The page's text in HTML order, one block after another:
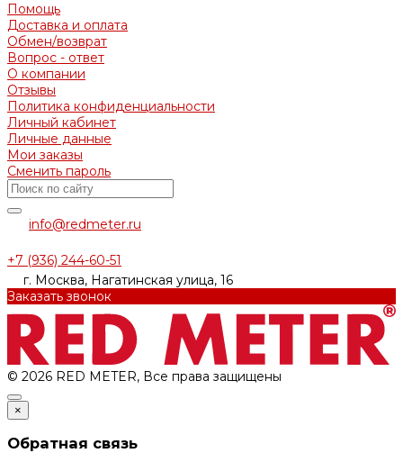
Помощь
Доставка и оплата
Обмен/возврат
Вопрос - ответ
О компании
Отзывы
Политика конфиденциальности
Личный кабинет
Личные данные
Мои заказы
Сменить пароль
info@redmeter.ru
+7 (936) 244-60-51
г. Москва, Нагатинская улица, 16
Заказать звонок
© 2026 RED METER, Все права защищены
×
Обратная связь